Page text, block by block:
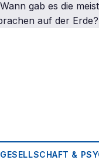
GESELLSCHAFT &